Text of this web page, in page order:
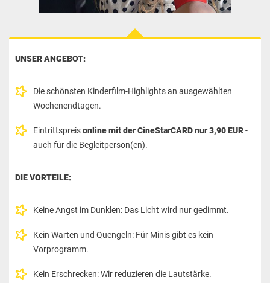
UNSER ANGEBOT:
Die schönsten Kinderfilm-Highlights an ausgewählten
Wochenendtagen.
Eintrittspreisonline mit der CineStarCARD nur3,90 EUR-
auch für die Begleitperson(en).
DIE VORTEILE:
Keine Angst im Dunklen: Das Licht wird nur gedimmt.
Kein Warten und Quengeln: Für Minis gibt es kein
Vorprogramm.
Kein Erschrecken: Wir reduzieren die Lautstärke.